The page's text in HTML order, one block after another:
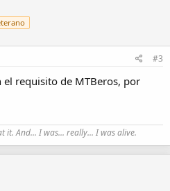
#3
requisito de MTBeros, por
And... I was... really... I was alive.